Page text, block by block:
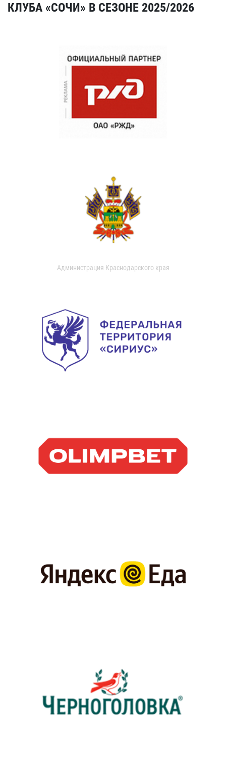
КЛУБА «СОЧИ» В СЕЗОНЕ 2025/2026
Администрация Краснодарского края